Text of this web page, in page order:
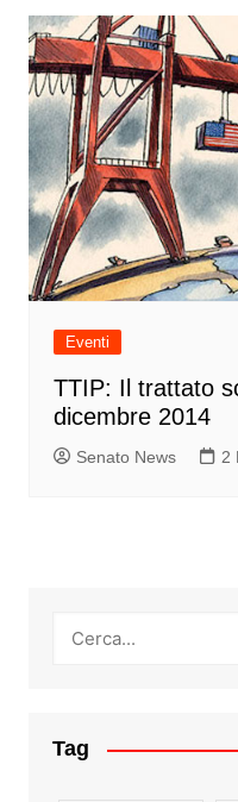
Eventi
TTIP: Il trattato
dicembre 2014
Senato News 2
Tag